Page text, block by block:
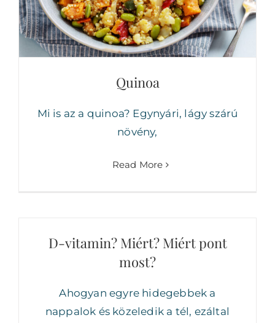
Quinoa
Mi is az a quinoa? Egynyári, lágy szárú
növény,
Read More
D-vitamin? Miért? Miért pont
most?
Ahogyan egyre hidegebbek a
nappalok és közeledik a tél, ezáltal